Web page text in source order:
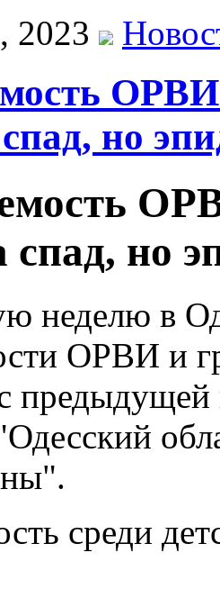
2023
но
но
неделю в
ОРВИ и
предыдущей
среди